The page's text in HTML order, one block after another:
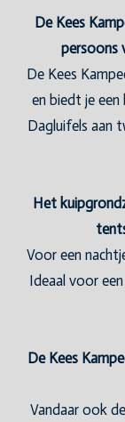
De Kees
persoons
De Kees
en biedt je
Dagluifels aan
Het
Voor een
Ideaal voor
De Kees
Vandaar ook